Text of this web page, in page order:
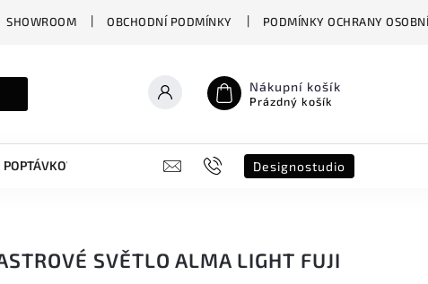
SHOWROOM OBCHODNÍ PODMÍNKY PODMÍNKY OCHRANY
Nákupní košík
Prázdný košík
POPTÁVKOVÝ FORMULÁŘ B2B SHOWROOM
Designostudio
SVĚTLO ALMA LIGHT FUJI